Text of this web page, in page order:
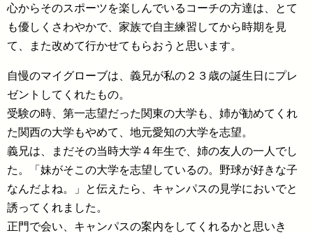
心からそのスポーツを楽しんでいるコーチの方達は、とて
も優しくさわやかで、家族で自主練習してから時期を見
て、また改めて行かせてもらおうと思います。
自慢のマイグローブは、義兄が私の２３歳の誕生日にプレ
ゼントしてくれたもの。
受験の時、第一志望だった関東の大学も、姉が勧めてくれ
た関西の大学もやめて、地元愛知の大学を志望。
義兄は、まだその当時大学４年生で、姉の友人の一人でし
た。「妹がそこの大学を志望しているの。野球が好きな子
なんだよね。」と伝えたら、キャンパスの見学においでと
誘ってくれました。
正門で会い、キャンパスの案内をしてくれるかと思いき